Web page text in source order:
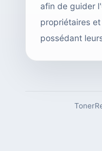
afin de guider
propriétaires
possédant